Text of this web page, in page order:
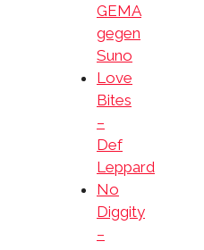
GEMA
gegen
Suno
Love
Bites
–
Def
Leppard
No
Diggity
–